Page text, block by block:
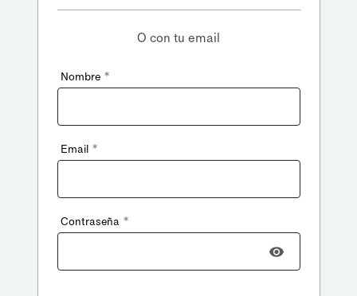
O con tu email
Nombre *
Email *
Contraseña *